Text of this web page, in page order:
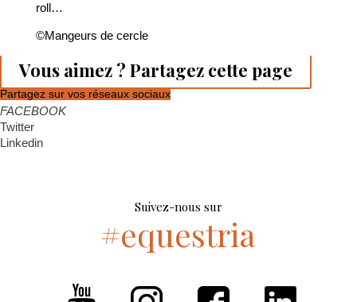
roll…
©Mangeurs de cercle
Vous aimez ? Partagez cette page
Partagez sur vos réseaux sociaux
FACEBOOK
Twitter
Linkedin
Suivez-nous sur
#equestria